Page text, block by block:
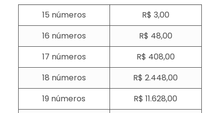
15 números
R$ 3,00
16 números
R$ 48,00
17 números
R$ 408,00
18 números
R$ 2.448,00
19 números
R$ 11.628,00